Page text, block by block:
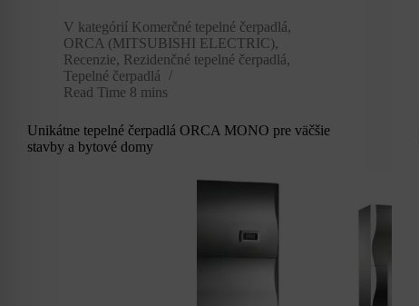
V kategórií Komerčné tepelné čerpadlá,
ORCA (MITSUBISHI ELECTRIC),
Recenzie, Rezidenčné tepelné čerpadlá,
Tepelné čerpadlá
Read Time 8 mins
Unikátne tepelné čerpadlá ORCA MONO pre väčšie
stavby a bytové domy